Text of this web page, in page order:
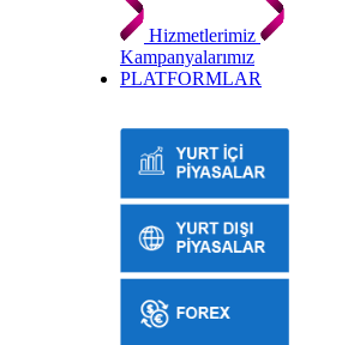
Hizmetlerimiz
Kampanyalarımız
PLATFORMLAR